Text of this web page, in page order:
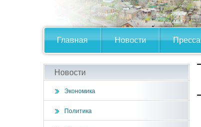
Главная Новости Пресса
Новости
Экономика
Политика